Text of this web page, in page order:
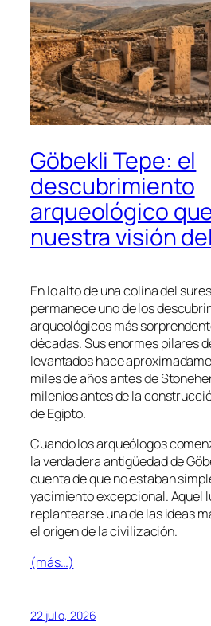
Göbekli Tepe: el
descubrimiento
arqueológico
nuestra visión
En lo alto de una colina del
permanece uno de los
arqueológicos más
décadas. Sus enormes pilares
levantados hace
miles de años antes de
milenios antes de la
de Egipto.
Cuando los arqueólogos
la verdadera antigüedad de
cuenta de que no estaban
yacimiento excepcional. Aquel
replantearse una de las ideas
el origen de la civilización.
(más…)
22 julio, 2026